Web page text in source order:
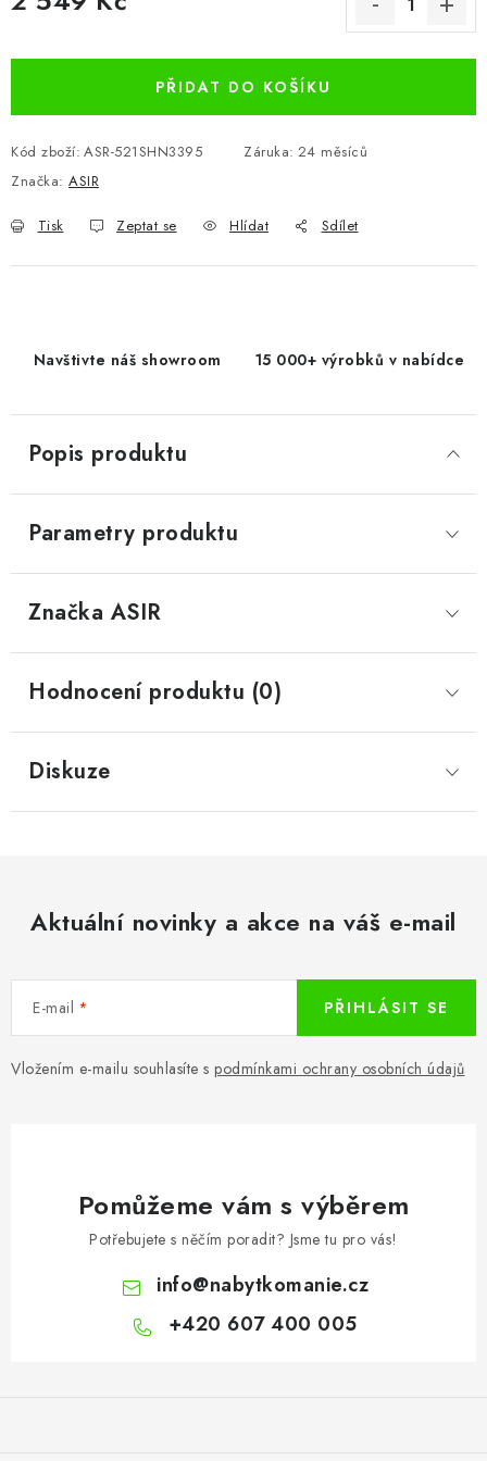
PŘIDAT DO KOŠÍKU
Kód zboží: ASR-521SHN3395 Záruka: 24 měsíců
Značka: ASIR
Tisk Zeptat se Hlídat Sdílet
Navštivte náš showroom 15 000+ výrobků v nabídce
Popis produktu
Parametry produktu
Značka ASIR
Hodnocení produktu (0)
Diskuze
Aktuální novinky a akce na váš e-mail
E-mail
Vložením e-mailu souhlasíte s podmínkami ochrany osobních údajů
PŘIHLÁSIT SE
Pomůžeme vám s výběrem
Potřebujete s něčím poradit? Jsme tu pro vás!
info@nabytkomanie.cz
+420 607 400 005